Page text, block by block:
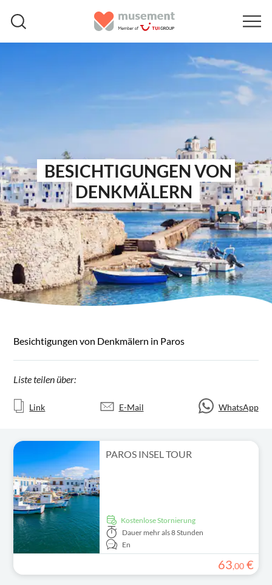
BESICHTIGUNGEN VON
DENKMÄLERN
Besichtigungen von Denkmälern in Paros
Liste teilen über:
Link E-Mail WhatsApp
PAROS INSEL TOUR
kostenlose Stornierung
Dauer mehr als 8 Stunden
En
63,00 €